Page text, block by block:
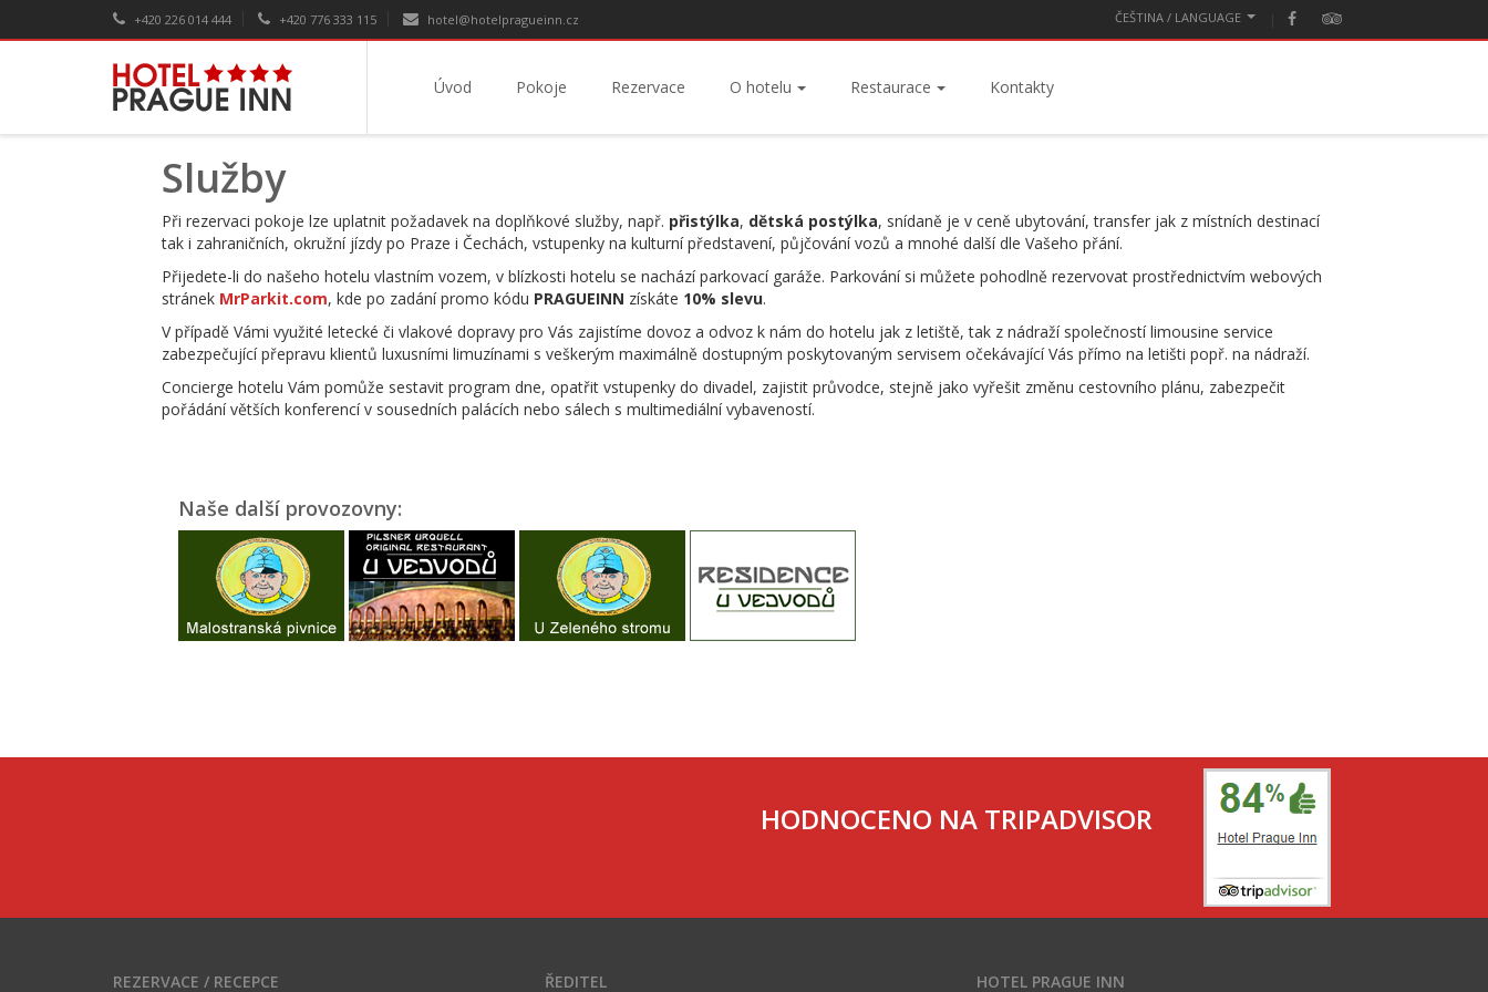
+420 226 014 444 +420 776 333 115 hotel@hotelpragueinn.cz ČEŠTINA / LANGUAGE
Úvod Pokoje Rezervace O hotelu Restaurace Kontakty
Služby
Při rezervaci pokoje lze uplatnit požadavek na doplňkové služby, např. přistýlka, dětská postýlka, snídaně je v ceně ubytování, transfer jak z místních destinací
tak i zahraničních, okružní jízdy po Praze i Čechách, vstupenky na kulturní představení, půjčování vozů a mnohé další dle Vašeho přání.
Přijedete-li do našeho hotelu vlastním vozem, v blízkosti hotelu se nachází parkovací garáže. Parkování si můžete pohodlně rezervovat prostřednictvím webových
stránek MrParkit.com, kde po zadání promo kódu PRAGUEINN získáte 10% slevu.
V případě Vámi využité letecké či vlakové dopravy pro Vás zajistíme dovoz a odvoz k nám do hotelu jak z letiště, tak z nádraží společností limousine service
zabezpečující přepravu klientů luxusními limuzínami s veškerým maximálně dostupným poskytovaným servisem očekávající Vás přímo na letišti popř. na nádraží.
Concierge hotelu Vám pomůže sestavit program dne, opatřit vstupenky do divadel, zajistit průvodce, stejně jako vyřešit změnu cestovního plánu, zabezpečit
pořádání větších konferencí v sousedních palácích nebo sálech s multimediální vybaveností.
Naše další provozovny:
HODNOCENO NA TRIPADVISOR
REZERVACE / RECEPCE ŘEDITEL HOTEL PRAGUE INN